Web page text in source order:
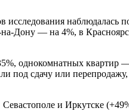
исследования наблюдалась
Дону — на 4%, в
однокомнатных
под сдачу или
и Иркутске